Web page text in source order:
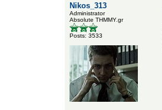
Nikos_313
Administrator
Αbsolute ΤΗΜΜΥ.gr
Posts: 3533